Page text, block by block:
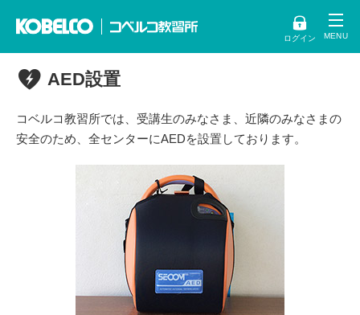
ログイン
AED設置
コベルコ教習所では、受講生のみなさま、近隣のみなさまの
安全のため、全センターにAEDを設置しております。